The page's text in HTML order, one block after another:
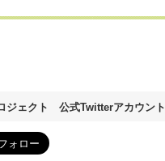
ジェクト 公式Twitterアカウント